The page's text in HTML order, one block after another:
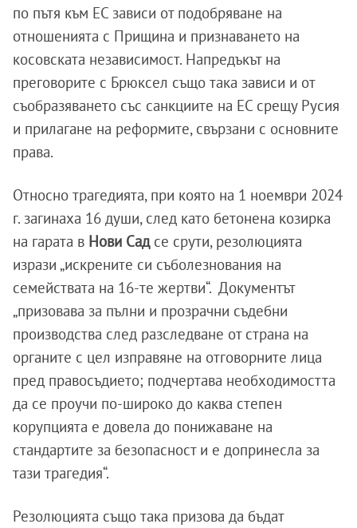
по пътя към ЕС зависи от подобряване на
отношенията с Прищина и признаването на
косовската независимост. Напредъкът на
преговорите с Брюксел също така зависи и от
съобразяването със санкциите на ЕС срещу Русия
и прилагане на реформите, свързани с основните
права.
Относно трагедията, при която на 1 ноември 2024
г. загинаха 16 души, след като бетонена козирка
на гарата в Нови Садсе срути, резолюцията
изрази „искрените си съболезнования на
семействата на 16-те жертви“. Документът
„призовава за пълни и прозрачни съдебни
производства след разследване от страна на
органите с цел изправяне на отговорните лица
пред правосъдието; подчертава необходимостта
да се проучи по-широко до каква степен
корупцията е довела до понижаване на
стандартите за безопасност и е допринесла за
тази трагедия“.
Резолюцията също така призова да бъдат